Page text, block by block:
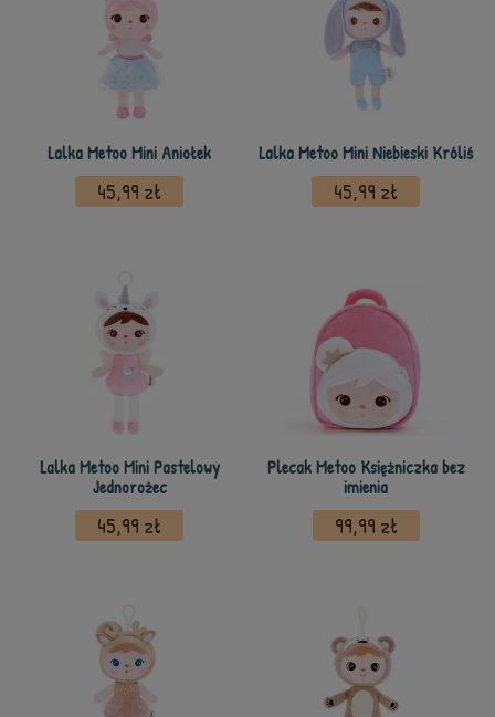
Lalka Metoo Mini Aniołek
45,99 zł
Lalka Metoo Mini Niebieski Króliś
45,99 zł
Lalka Metoo Mini Pastelowy
Jednorożec
45,99 zł
Plecak Metoo Księżniczka bez
imienia
99,99 zł